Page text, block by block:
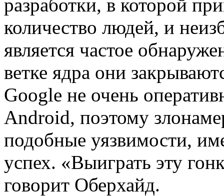
разработки, в которой
количество людей, и
является частое
ветке ядра они
Google не очень
Android, поэтому
подобные уязвимости,
успех. «Выиграть эту
говорит Оберхайд.